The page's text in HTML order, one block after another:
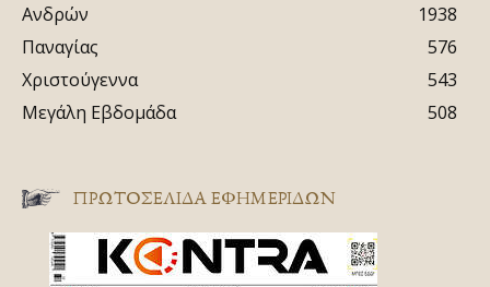
Ανδρών
1938
Παναγίας
576
Χριστούγεννα
543
Μεγάλη Εβδομάδα
508
ΠΡΩΤΟΣΈΛΙΔΑ ΕΦΗΜΕΡΊΔΩΝ